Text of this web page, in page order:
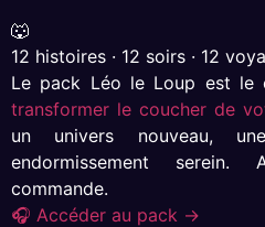
🐺
12 histoires · 12 soirs · 12
Le pack Léo le Loup est
transformer le coucher de
un univers nouveau,
endormissement serein.
commande.
🎧 Accéder au pack →